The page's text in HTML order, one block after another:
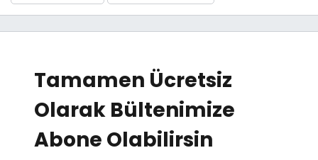
Tamamen Ücretsiz
Olarak Bültenimize
Abone Olabilirsin